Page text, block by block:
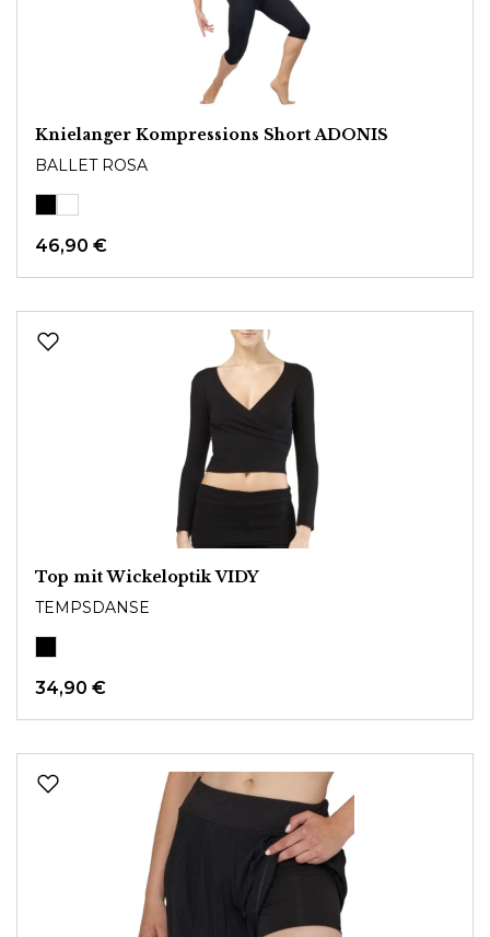
Knielanger Kompressions Short ADONIS
BALLET ROSA
46,90 €
Top mit Wickeloptik VIDY
TEMPSDANSE
34,90 €